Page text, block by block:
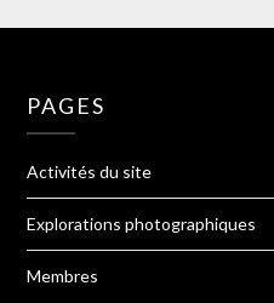
PAGES
Activités du site
Explorations photographiques
Membres